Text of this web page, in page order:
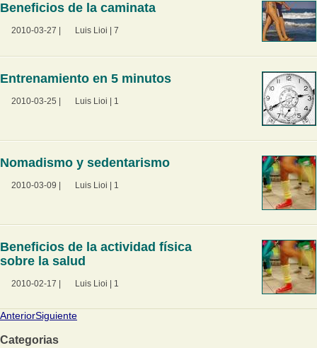
Beneficios de la caminata
2010-03-27 Luis Lioi 7
Entrenamiento en 5 minutos
2010-03-25 Luis Lioi 1
Nomadismo y sedentarismo
2010-03-09 Luis Lioi 1
Beneficios de la actividad física
sobre la salud
2010-02-17 Luis Lioi 1
AnteriorSiguiente
Categorias